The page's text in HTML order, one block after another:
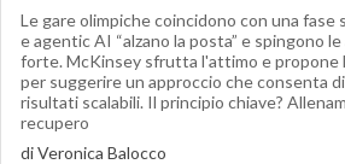
Le gare olimpiche coincidono con una fase
e agentic AI “alzano la posta” e spingono
forte. McKinsey sfrutta l'attimo e propone
per suggerire un approccio che consenta
risultati scalabili. Il principio chiave?
recupero
di Veronica Balocco